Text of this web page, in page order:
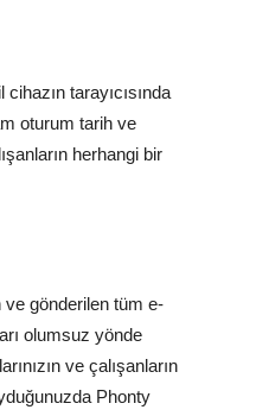
tarayıcısında
oturum tarih ve
herhangi bir
gönderilen tüm e-
olumsuz yönde
ve çalışanların
Phonty